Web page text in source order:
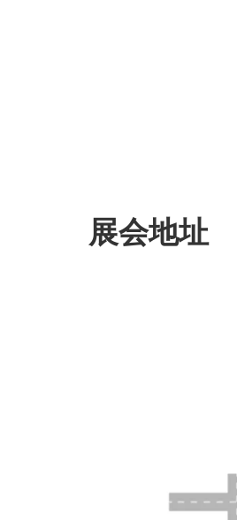
展会地址